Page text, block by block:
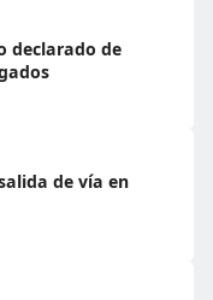
declarado de
de vía en